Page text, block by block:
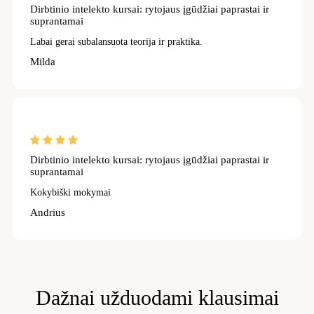
Dirbtinio intelekto kursai: rytojaus įgūdžiai paprastai ir
suprantamai
Labai gerai subalansuota teorija ir praktika.
Milda
Dirbtinio intelekto kursai: rytojaus įgūdžiai paprastai ir
suprantamai
Kokybiški mokymai
Andrius
Dažnai užduodami klausimai